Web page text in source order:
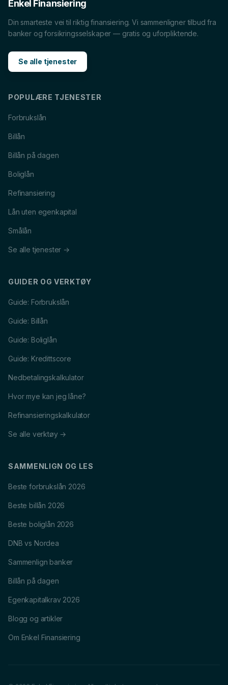
økonomien din best.
BillåniMolde
BoliglåniMolde
Caravanlån iMolde
Lån til tannlege
Enkel Finansiering
Din smarteste vei til riktig finansiering. Vi sammenligner tilbud fra
banker og forsikringsselskaper — gratis og uforpliktende.
Se alle tjenester
POPULÆRE TJENESTER
Forbrukslån
Billån
Billån på dagen
Boliglån
Refinansiering
Lån uten egenkapital
Smålån
Se alle tjenester →
GUIDER OG VERKTØY
Guide: Forbrukslån
Guide: Billån
Guide: Boliglån
Guide: Kredittscore
Nedbetalingskalkulator
Hvor mye kan jeg låne?
Refinansieringskalkulator
Se alle verktøy →
SAMMENLIGN OG LES
Beste forbrukslån 2026
Beste billån 2026
Beste boliglån 2026
DNB vs Nordea
Sammenlign banker
Billån på dagen
Egenkapitalkrav 2026
Blogg og artikler
Om Enkel Finansiering